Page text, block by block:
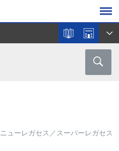
ニューレガセス ／ スーパーレガセス